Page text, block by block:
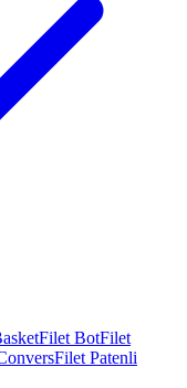
Filet BotFilet
Filet Patenli